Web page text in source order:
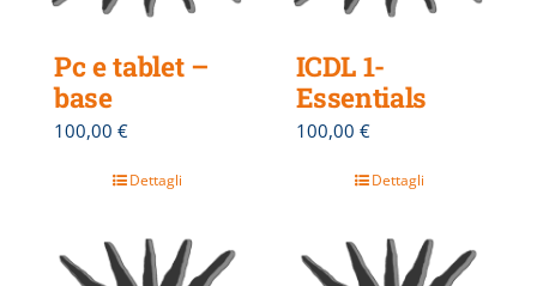
Pc e tablet –
base
100,00 €
Dettagli
ICDL 1-
Essentials
100,00 €
Dettagli